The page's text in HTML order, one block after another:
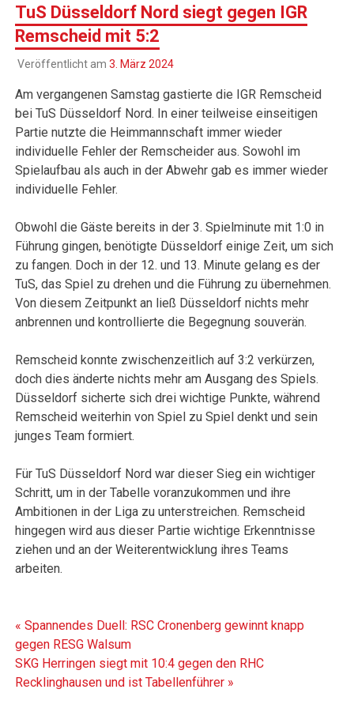
TuS Düsseldorf Nord siegt gegen IGR
Remscheid mit 5:2
Veröffentlicht am 3. März 2024
Am vergangenen Samstag gastierte die IGR Remscheid
bei TuS Düsseldorf Nord. In einer teilweise einseitigen
Partie nutzte die Heimmannschaft immer wieder
individuelle Fehler der Remscheider aus. Sowohl im
Spielaufbau als auch in der Abwehr gab es immer wieder
individuelle Fehler.
Obwohl die Gäste bereits in der 3. Spielminute mit 1:0 in
Führung gingen, benötigte Düsseldorf einige Zeit, um sich
zu fangen. Doch in der 12. und 13. Minute gelang es der
TuS, das Spiel zu drehen und die Führung zu übernehmen.
Von diesem Zeitpunkt an ließ Düsseldorf nichts mehr
anbrennen und kontrollierte die Begegnung souverän.
Remscheid konnte zwischenzeitlich auf 3:2 verkürzen,
doch dies änderte nichts mehr am Ausgang des Spiels.
Düsseldorf sicherte sich drei wichtige Punkte, während
Remscheid weiterhin von Spiel zu Spiel denkt und sein
junges Team formiert.
Für TuS Düsseldorf Nord war dieser Sieg ein wichtiger
Schritt, um in der Tabelle voranzukommen und ihre
Ambitionen in der Liga zu unterstreichen. Remscheid
hingegen wird aus dieser Partie wichtige Erkenntnisse
ziehen und an der Weiterentwicklung ihres Teams
arbeiten.
Beitragsnavigation
« Spannendes Duell: RSC Cronenberg gewinnt knapp
gegen RESG Walsum
SKG Herringen siegt mit 10:4 gegen den RHC
Recklinghausen und ist Tabellenführer »